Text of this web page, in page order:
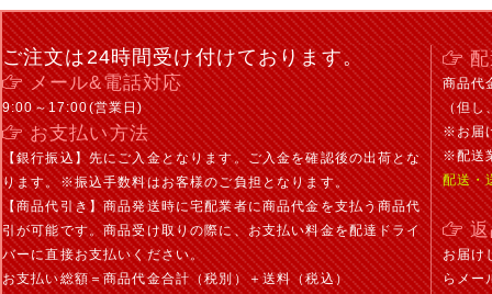
ご注文は24時間受け付けております。
メール&電話対応
9:00～17:00(営業日)
お支払い方法
【銀行振込】先にご入金となります。ご入金を確認後の出荷とな
ります。※振込手数料はお客様のご負担となります。
【商品代引き】商品発送時に宅配業者に商品代金を支払う商品代
引が可能です。商品受け取りの際に、お支払い料金を配達ドライ
バーに直接お支払いください。
お支払い総額＝商品代金合計（税別）＋送料（税込）
商品代
（但し
※お届
※配送
配送・
お届け
らメー